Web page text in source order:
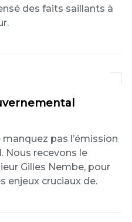
des faits saillants à
pas l’émission
Nous recevons le
Gilles Nembe, pour
enjeux cruciaux de.